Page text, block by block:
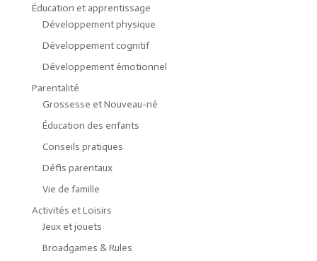
Éducation et apprentissage
Développement physique
Développement cognitif
Développement émotionnel
Parentalité
Grossesse et Nouveau-né
Éducation des enfants
Conseils pratiques
Défis parentaux
Vie de famille
Activités et Loisirs
Jeux et jouets
Broadgames & Rules